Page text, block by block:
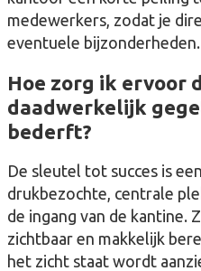
medewerkers, zodat je
eventuele bijzonderheden.
Hoe zorg ik ervoor
daadwerkelijk
bederft?
De sleutel tot succes is
drukbezochte, centrale
de ingang van de
zichtbaar en makkelijk
het zicht staat wordt